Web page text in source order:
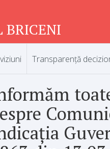
BRICENI
Transparență